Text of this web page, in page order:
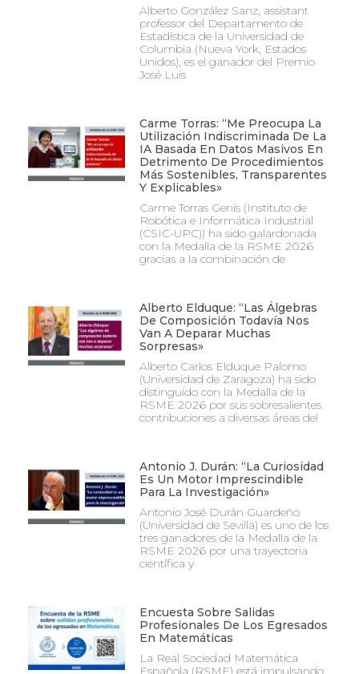
Alberto González Sanz, assistant
professor del Departamento de
Estadística de la Universidad de
Columbia (Nueva York, Estados
Unidos), es el ganador del Premio
José Luis
Carme Torras: “Me Preocupa La
Utilización Indiscriminada De La
IA Basada En Datos Masivos En
Detrimento De Procedimientos
Más Sostenibles, Transparentes
Y Explicables»
Carme Torras Genís (Instituto de
Robótica e Informática Industrial
(CSIC-UPC)) ha sido galardonada
con la Medalla de la RSME 2026
gracias a la combinación de
Alberto Elduque: “Las Álgebras
De Composición Todavía Nos
Van A Deparar Muchas
Sorpresas»
Alberto Carlos Elduque Palomo
(Universidad de Zaragoza) ha sido
distinguido con la Medalla de la
RSME 2026 por sus sobresalientes
contribuciones a diversas áreas del
Antonio J. Durán: “La Curiosidad
Es Un Motor Imprescindible
Para La Investigación»
Antonio José Durán Guardeño
(Universidad de Sevilla) es uno de los
tres ganadores de la Medalla de la
RSME 2026 por una trayectoria
científica y
Encuesta Sobre Salidas
Profesionales De Los Egresados
En Matemáticas
La Real Sociedad Matemática
Española (RSME) está impulsando